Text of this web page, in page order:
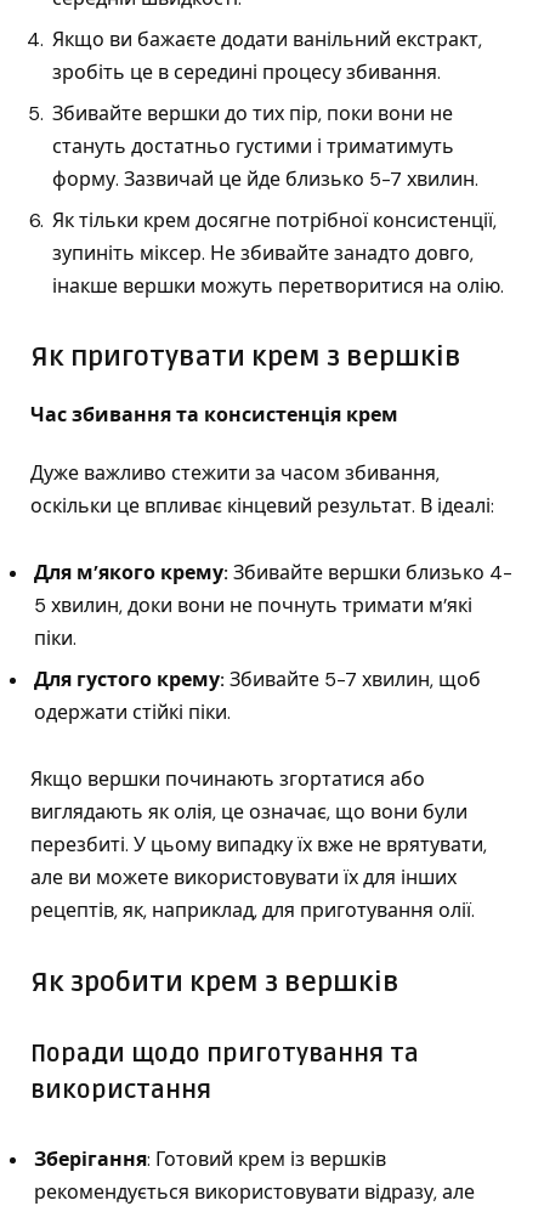
Якщо ви бажаєте додати ванільний екстракт,
зробіть це в середині процесу збивання.
Збивайте вершки до тих пір, поки вони не
стануть достатньо густими і триматимуть
форму. Зазвичай це йде близько 5-7 хвилин.
Як тільки крем досягне потрібної консистенції,
зупиніть міксер. Не збивайте занадто довго,
інакше вершки можуть перетворитися на олію.
Як приготувати крем з вершків
Час збивання та консистенція крем
Дуже важливо стежити за часом збивання,
оскільки це впливає кінцевий результат. В ідеалі:
Для м’якого крему: Збивайте вершки близько 4-
5 хвилин, доки вони не почнуть тримати м’які
піки.
Для густого крему: Збивайте 5-7 хвилин, щоб
одержати стійкі піки.
Якщо вершки починають згортатися або
виглядають як олія, це означає, що вони були
перезбиті. У цьому випадку їх вже не врятувати,
але ви можете використовувати їх для інших
рецептів, як, наприклад, для приготування олії.
Як зробити крем з вершків
Поради щодо приготування та
використання
Зберігання: Готовий крем із вершків
рекомендується використовувати відразу, але